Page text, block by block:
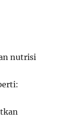
nutrisi